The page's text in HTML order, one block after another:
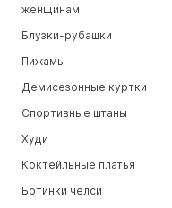
женщинам
Блузки-рубашки
Пижамы
Демисезонные куртки
Спортивные штаны
Худи
Коктейльные платья
Ботинки челси